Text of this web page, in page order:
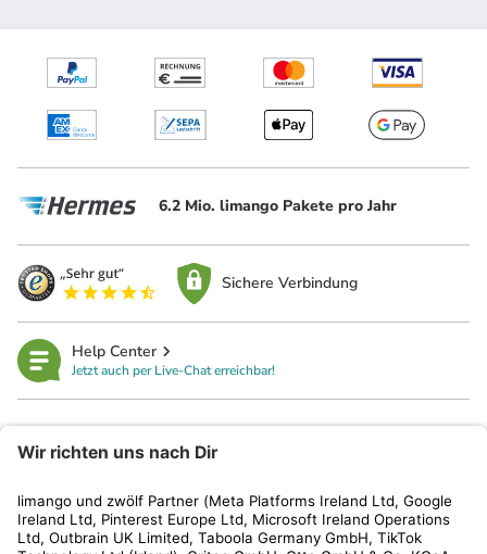
6.2 Mio. limango Pakete pro Jahr
Sichere Verbindung
Help Center
Jetzt auch per Live-Chat erreichbar!
Kundenservice